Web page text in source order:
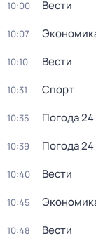
10:00 Вести
10:07
10:10 Вести
10:31 Спорт
10:35 Погода 24
10:39 Погода 24
10:40 Вести
10:45
10:48 Вести